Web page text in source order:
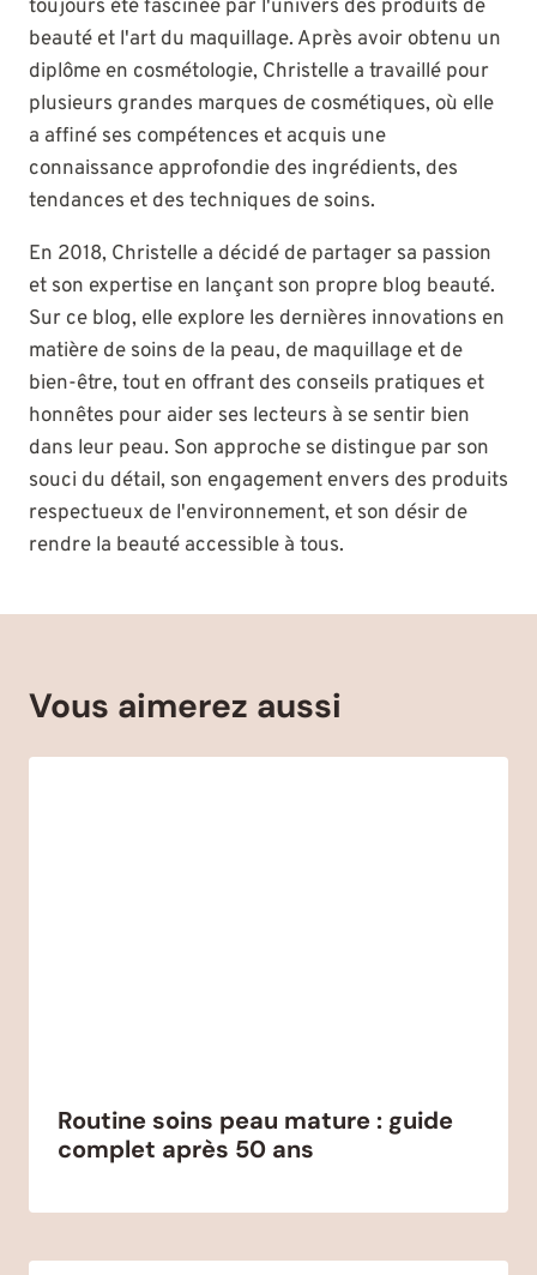
toujours été fascinée par l'univers des produits de
beauté et l'art du maquillage. Après avoir obtenu un
diplôme en cosmétologie, Christelle a travaillé pour
plusieurs grandes marques de cosmétiques, où elle
a affiné ses compétences et acquis une
connaissance approfondie des ingrédients, des
tendances et des techniques de soins.
En 2018, Christelle a décidé de partager sa passion
et son expertise en lançant son propre blog beauté.
Sur ce blog, elle explore les dernières innovations en
matière de soins de la peau, de maquillage et de
bien-être, tout en offrant des conseils pratiques et
honnêtes pour aider ses lecteurs à se sentir bien
dans leur peau. Son approche se distingue par son
souci du détail, son engagement envers des produits
respectueux de l'environnement, et son désir de
rendre la beauté accessible à tous.
Vous aimerez aussi
Routine soins peau mature : guide
complet après 50 ans